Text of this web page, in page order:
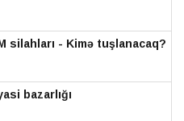
silahları - Kimə tuşlanacaq?
bazarlığı